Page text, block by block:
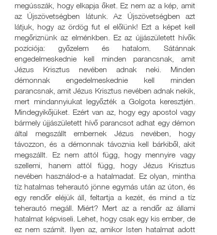
megússzák, hogy elkapja őket. Ez nem az a kép, amit
az Újszövetségben látunk. Az Újszövetségben azt
látjuk, hogy az ördög fut el előlünk! Ezt a képet kell
megőriznünk az elménkben. Ez az újjászületett hívők
pozíciója: győzelem és hatalom. Sátánnak
engedelmeskednie kell minden parancsnak, amit
Jézus Krisztus nevében adnak neki. Minden
démonnak engedelmeskednie kell minden
parancsnak, amit Jézus Krisztus nevében adnak nekik,
mert mindannyiukat legyőzték a Golgota keresztjén.
Mindegyikőjüket. Ezért van az, hogy egy apostol vagy
bármely újjászületett hívő parancsot adhat egy démon
által megszállt embernek Jézus nevében, hogy
távozzon, és a démonnak távoznia kell bárkiből, akit
megszállt. Ez nem attól függ, hogy mennyire vagy
szellemi, hanem attól függ, hogy Jézus Krisztus
nevében használod-e a hatalmadat. Ez olyan, mintha
tíz hatalmas teherautó jönne egymás után az úton, és
egy rendőr eléjük áll, feltartja a kezét, és mind a tíz
teherautó megáll. Miért? Mert az a rendőr az állami
hatalmat képviseli. Lehet, hogy csak egy kis ember, de
ez nem számít. Ilyen az, amikor Isten hatalmat adott